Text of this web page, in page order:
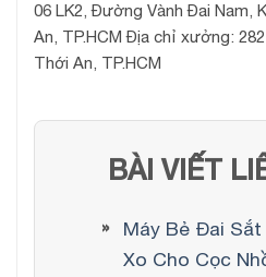
06 LK2, Đường Vành Đai Nam,
An, TP.HCM Địa chỉ xưởng:
Thới An, TP.HCM
BÀI VIẾT
Máy Bẻ Đai
Xo Cho Cọc